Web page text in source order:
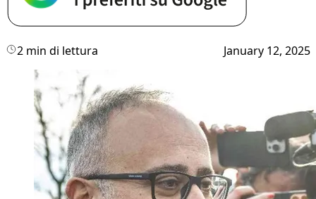
2 min di lettura January 12, 2025